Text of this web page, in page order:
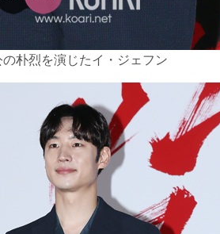
朴烈を演じたイ・ジェフン